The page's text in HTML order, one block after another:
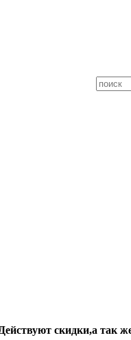
скидки,а так